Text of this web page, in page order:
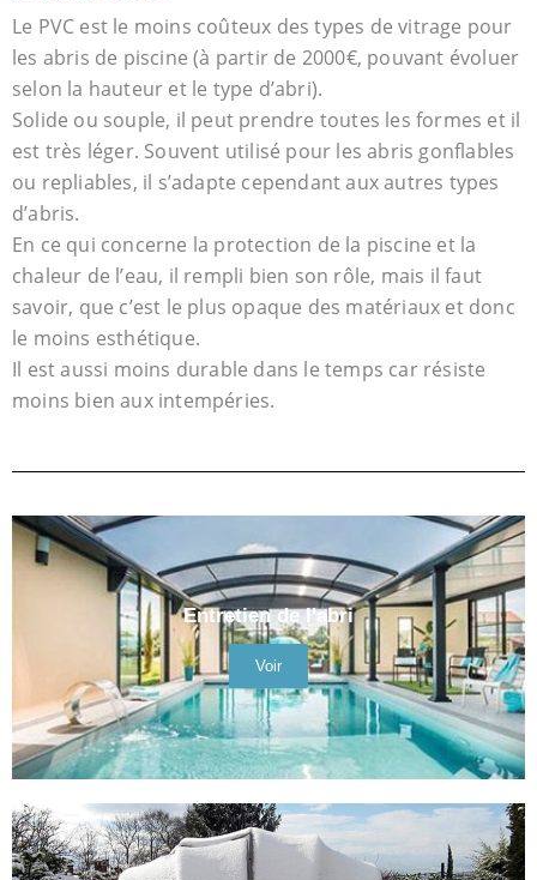
Le PVC est le moins coûteux des types de vitrage pour
les abris de piscine (à partir de 2000€, pouvant évoluer
selon la hauteur et le type d’abri).
Solide ou souple, il peut prendre toutes les formes et il
est très léger. Souvent utilisé pour les abris gonflables
ou repliables, il s’adapte cependant aux autres types
d’abris.
En ce qui concerne la protection de la piscine et la
chaleur de l’eau, il rempli bien son rôle, mais il faut
savoir, que c’est le plus opaque des matériaux et donc
le moins esthétique.
Il est aussi moins durable dans le temps car résiste
moins bien aux intempéries.
Entretien de l'abri
Voir